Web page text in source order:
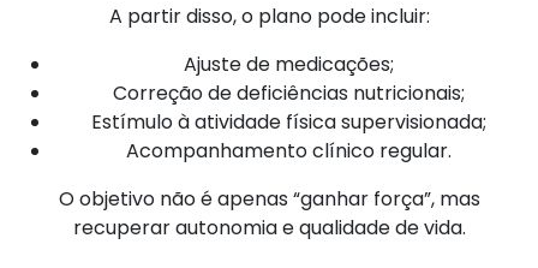
A partir disso, o plano pode incluir:
Ajuste de medicações;
Correção de deficiências nutricionais;
Estímulo à atividade física supervisionada;
Acompanhamento clínico regular.
O objetivo não é apenas “ganhar força”, mas
recuperar autonomia e qualidade de vida.